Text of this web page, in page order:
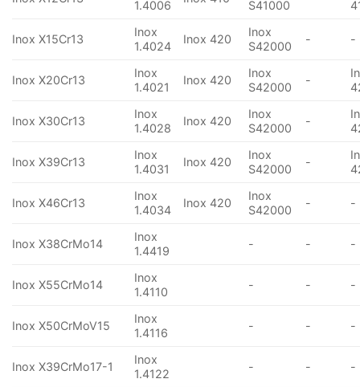
1.4006 S41000
Inox X15Cr13
Inox
1.4024
Inox 420
Inox
S42000
- -
Inox X20Cr13
Inox
1.4021
Inox 420
Inox
S42000
-
Inox X30Cr13
Inox
1.4028
Inox 420
Inox
S42000
-
Inox X39Cr13
Inox
1.4031
Inox 420
Inox
S42000
-
Inox X46Cr13
Inox
1.4034
Inox 420
Inox
S42000
- -
Inox X38CrMo14
Inox
1.4419
- - -
Inox X55CrMo14
Inox
1.4110
- - -
Inox X50CrMoV15
Inox
1.4116
- - -
Inox X39CrMo17-1
Inox
1.4122
- - -